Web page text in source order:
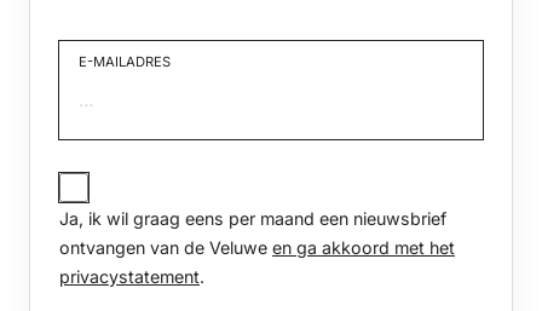
E-MAILADRES
JA,
IK
WIL
GRAAG
PER
Ja, ik wil graag eens per maand een nieuwsbrief
ontvangen van de Veluwe en ga akkoord met het
privacystatement.